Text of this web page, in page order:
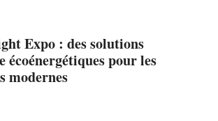
Expo : des solutions
écoénergétiques pour les
modernes